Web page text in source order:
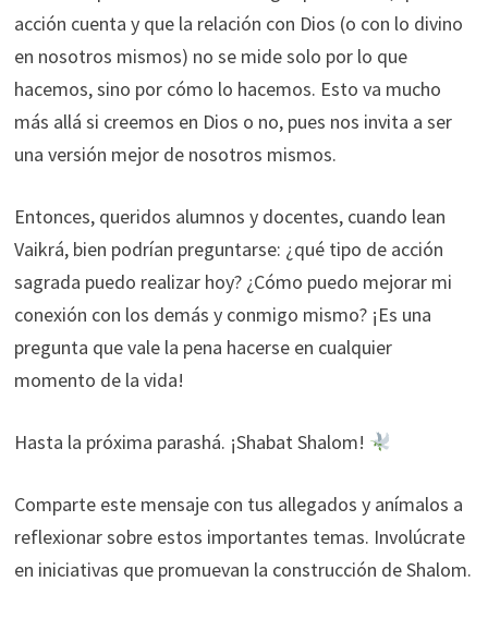
acción cuenta y que la relación con Dios (o con lo divino
en nosotros mismos) no se mide solo por lo que
hacemos, sino por cómo lo hacemos. Esto va mucho
más allá si creemos en Dios o no, pues nos invita a ser
una versión mejor de nosotros mismos.
Entonces, queridos alumnos y docentes, cuando lean
Vaikrá, bien podrían preguntarse: ¿qué tipo de acción
sagrada puedo realizar hoy? ¿Cómo puedo mejorar mi
conexión con los demás y conmigo mismo? ¡Es una
pregunta que vale la pena hacerse en cualquier
momento de la vida!
Hasta la próxima parashá. ¡Shabat Shalom!
Comparte este mensaje con tus allegados y anímalos a
reflexionar sobre estos importantes temas. Involúcrate
en iniciativas que promuevan la construcción de Shalom.